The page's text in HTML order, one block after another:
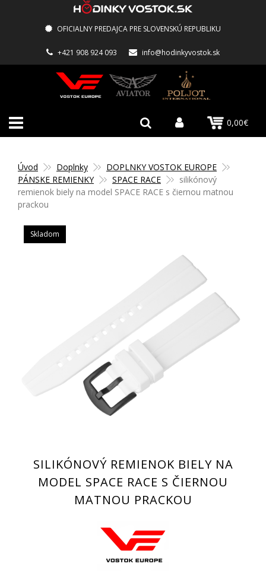
OFICIALNY PREDAJCA PRE SLOVENSKÚ REPUBLIKU
+421 908 924 093 info@hodinkyvostok.sk
0,00€
Úvod Doplnky
DOPLNKY VOSTOK EUROPE
PÁNSKE REMIENKY
SPACE RACE
silikónový
remienok biely na model SPACE RACE s čiernou matnou
prackou
Skladom
SILIKÓNOVÝ REMIENOK BIELY NA
MODEL SPACE RACE S ČIERNOU
MATNOU PRACKOU